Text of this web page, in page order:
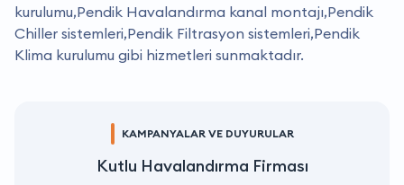
kurulumu,Pendik Havalandırma kanal montajı,Pendik
Chiller sistemleri,Pendik Filtrasyon sistemleri,Pendik
Klima kurulumu gibi hizmetleri sunmaktadır.
KAMPANYALAR VE DUYURULAR
Kutlu Havalandırma Firması